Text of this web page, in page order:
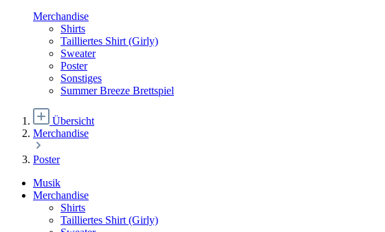
Merchandise
Shirts
Tailliertes Shirt (Girly)
Sweater
Poster
Sonstiges
Summer Breeze Brettspiel
Übersicht
Merchandise
Poster
Musik
Merchandise
Shirts
Tailliertes Shirt (Girly)